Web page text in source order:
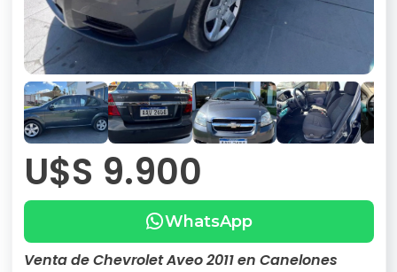
U$S 9.900
WhatsApp
Venta de Chevrolet Aveo 2011 en Canelones